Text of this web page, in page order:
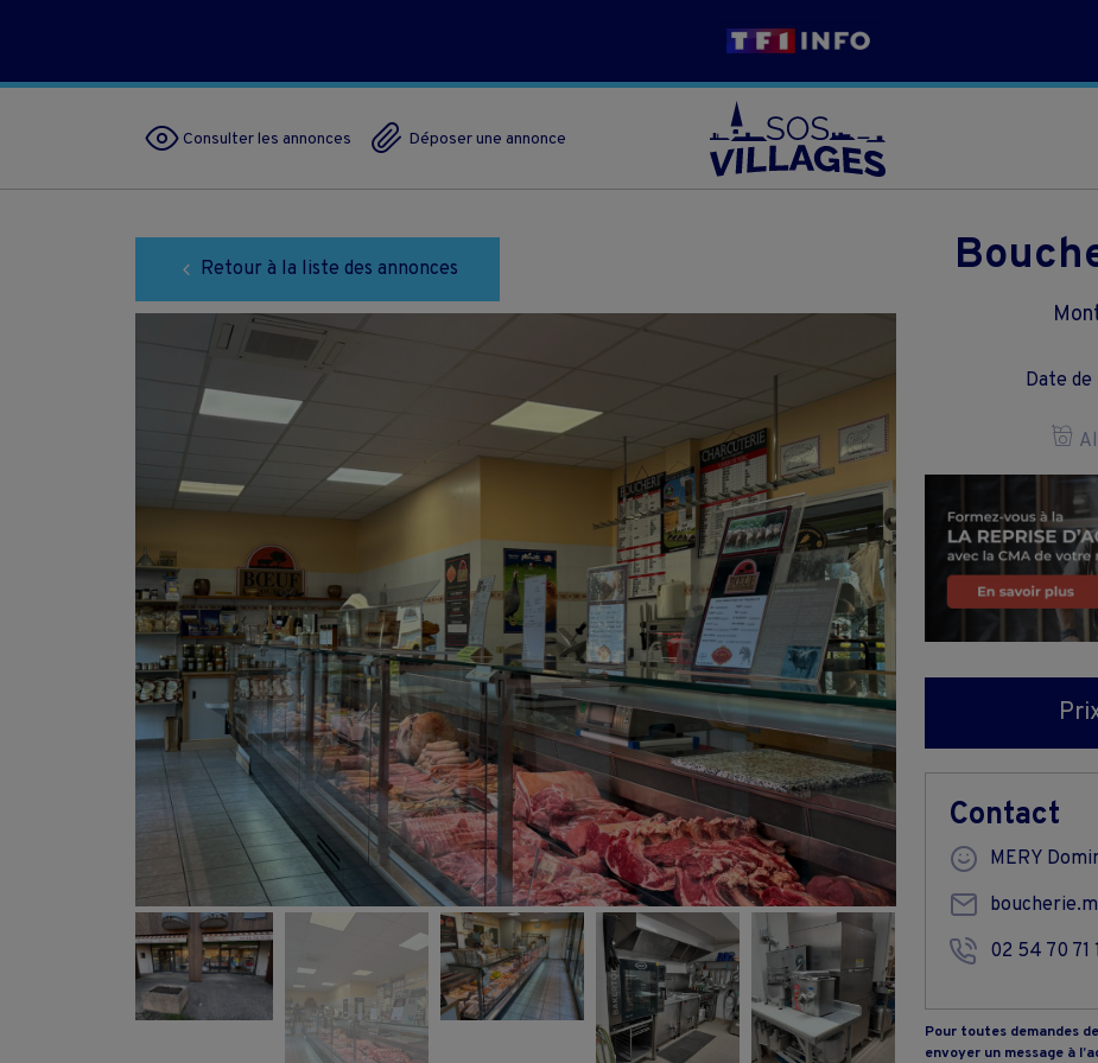
Consulter les annonces Déposer une annonce
Retour à la liste des annonces
Date
Contact
MERY
02 54 70 71
Pour toutes demandes
envoyer un message à